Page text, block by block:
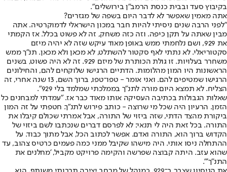
בקיבוץ סעד ובבית כנסת הרמב"ן בירושלים".
אתה מאמין שאפשר לא לדבר היום בשפה של מגזרים?
"לפני הרבה שנים ניסיתי להיות חבר במכון הישראלי לדמוקרטיה. אתה
מבין שאתה על תקן כיפה. וזה כזה משחק, זה לא פשוט בכלל. אז הקמתי
את 929, ושם נלחמתי ממש באופן מאוד עיקש שזה לא יהיה מיזם
סקטוריאלי. לא נתתי לאף סקטור להשתלט, לא מכאן ולא מכאן. תנ"ך ממש
משחרר בעלויות. זו גולת הכותרת של מיזם 929. זה לא היה פשוט, בשנים
הראשונות היו המון מהלומות. הדתיים הרגישו שלוקחים להם, והחילונים
הרגישו שמטיפים להם. ואני אומר - טפו־טפו, ברוך השם, 13 שנה אחרי, זה
הצליח. לא תמצא היום מורה לתנ"ך בממלכתי שמלמד בלי 929".
שאלות הגבולות בכתיבה העסיקה אותו מאוד כבר אז. "עמדתי למבחנים כל
הזמן. הרעיון היה שכל מי שרוצה - כותב פירוש לתנ"ך. חטפתי על זה המון
ביקורת מהצד הדתי, שזה ביזוי של התורה, אבל אמרתי שכולם קיבלו את
התורה. בכל זאת היה לי תנאי: לא לפרסם דברים שנכתבו לשם ביזוי של
הקדוש ברוך הוא, התורה ואדם. אפשר לכתוב הכל, אבל מתוך כבוד. על
ההתחלה ניסו אותי. היה מישהו שקיבל ממני כמה פעמים כרטיס צהוב, עד
שהוא עזב. היתה קבוצה שפרשה והקימה פרויקט מקביל, 'מחלנים את
התנ"ך'".